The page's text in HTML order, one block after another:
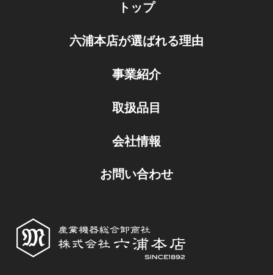
トップ
六浦本店が選ばれる理由
事業紹介
取扱品目
会社情報
お問い合わせ